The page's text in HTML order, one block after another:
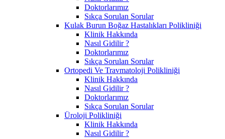
Doktorlarımız
Sıkça Sorulan Sorular
Kulak Burun Boğaz Hastalıkları Polikliniği
Klinik Hakkında
Nasıl Gidilir ?
Doktorlarımız
Sıkça Sorulan Sorular
Ortopedi Ve Travmatoloji Polikliniği
Klinik Hakkında
Nasıl Gidilir ?
Doktorlarımız
Sıkça Sorulan Sorular
Üroloji Polikliniği
Klinik Hakkında
Nasıl Gidilir ?